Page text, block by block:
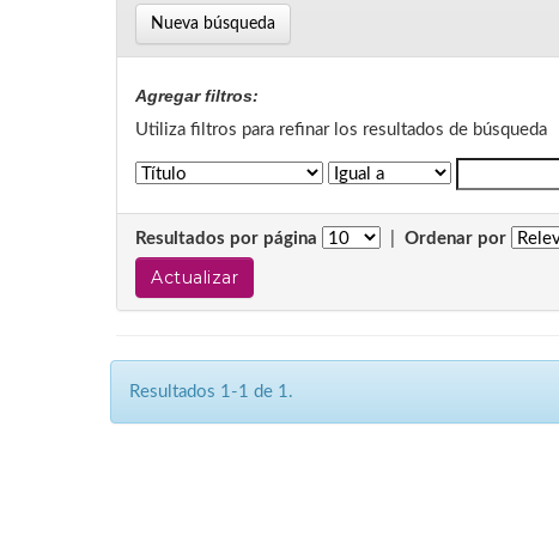
Nueva búsqueda
Agregar filtros:
Utiliza filtros para refinar los resultados de búsqueda
Resultados por página Ordenar por
Resultados 1-1 de 1.